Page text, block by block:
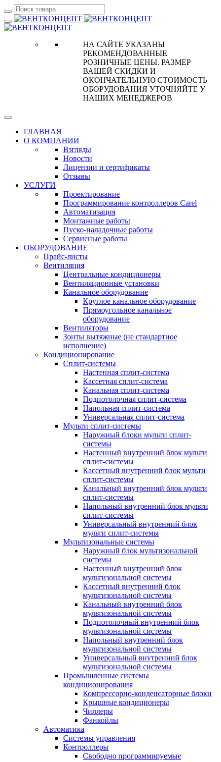
НА САЙТЕ УКАЗАНЫ
РЕКОМЕНДОВАННЫЕ
РОЗНИЧНЫЕ ЦЕНЫ. РАЗМЕР
ВАШЕЙ СКИДКИ И
ОКОНЧАТЕЛЬНУЮ СТОИМОСТЬ
ОБОРУДОВАНИЯ УТОЧНЯЙТЕ У
НАШИХ МЕНЕДЖЕРОВ
ГЛАВНАЯ
О КОМПАНИИ
Взгляды
Новости
Лицензии и сертификаты
Отзывы
УСЛУГИ
Проектирование
Программирование контроллеров Carel
Автоматизация
Монтажные работы
Пуско-наладочные работы
Сервисные работы
ОБОРУДОВАНИЕ
Прайс-листы
Вентиляция
Центральные кондиционеры
Вентиляционные установки
Канальное оборудование
Круглое канальное оборудование
Прямоугольное канальное
оборудование
Вентиляторы
Зонты вытяжные (не стандартное
исполнение)
Кондиционирование
Сплит-системы
Настенная сплит-система
Кассетная сплит-система
Канальная сплит-система
Подпотолочная сплит-система
Напольная сплит-система
Универсальная сплит-система
Мульти сплит-системы
Наружный блоки мульти сплит-
системы
Настенный внутренний блок мульти
сплит-системы
Кассетный внутренний блок мульти
сплит-системы
Канальный внутренний блок мульти
сплит-системы
Напольный внутренний блок мульти
сплит-системы
Универсальный внутренний блок
мульти сплит-системы
Мультизональные системы
Наружный блок мультизональной
системы
Настенный внутренний блок
мультизональной системы
Кассетный внутренний блок
мультизональной системы
Канальный внутренний блок
мультизональной системы
Подпотолочный внутренний блок
мультизональной системы
Напольный внутренний блок
мультизональной системы
Универсальный внутренний блок
мультизональной системы
Промышленные системы
кондиционирования
Компрессорно-конденсаторные блоки
Крышные кондиционеры
Чиллеры
Фанкойлы
Автоматика
Системы управления
Контроллеры
Свободно программируемые